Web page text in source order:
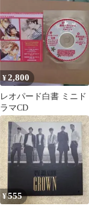
¥2,800
レオパード白書 ミニド
ラマCD
¥555